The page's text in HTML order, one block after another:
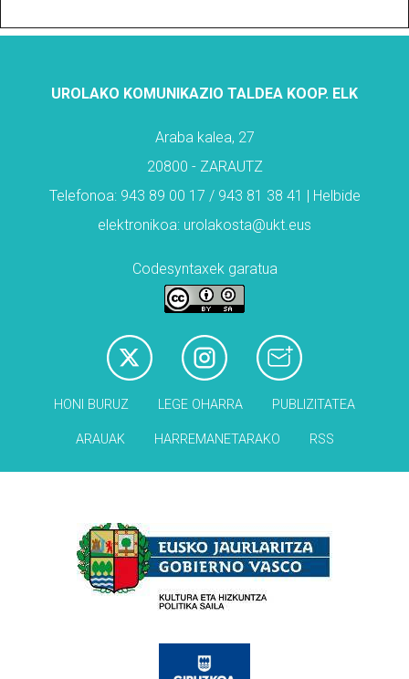
UROLAKO KOMUNIKAZIO TALDEA KOOP. ELK
Araba kalea, 27
20800 - ZARAUTZ
Telefonoa: 943 89 00 17 / 943 81 38 41 | Helbide
elektronikoa: urolakosta@ukt.eus
Codesyntaxek garatua
HONI BURUZ LEGE OHARRA PUBLIZITATEA
ARAUAK HARREMANETARAKO RSS